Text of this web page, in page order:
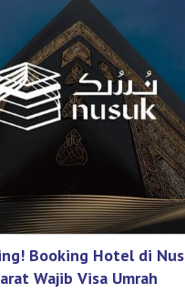
Booking Hotel di
Wajib Visa Umrah